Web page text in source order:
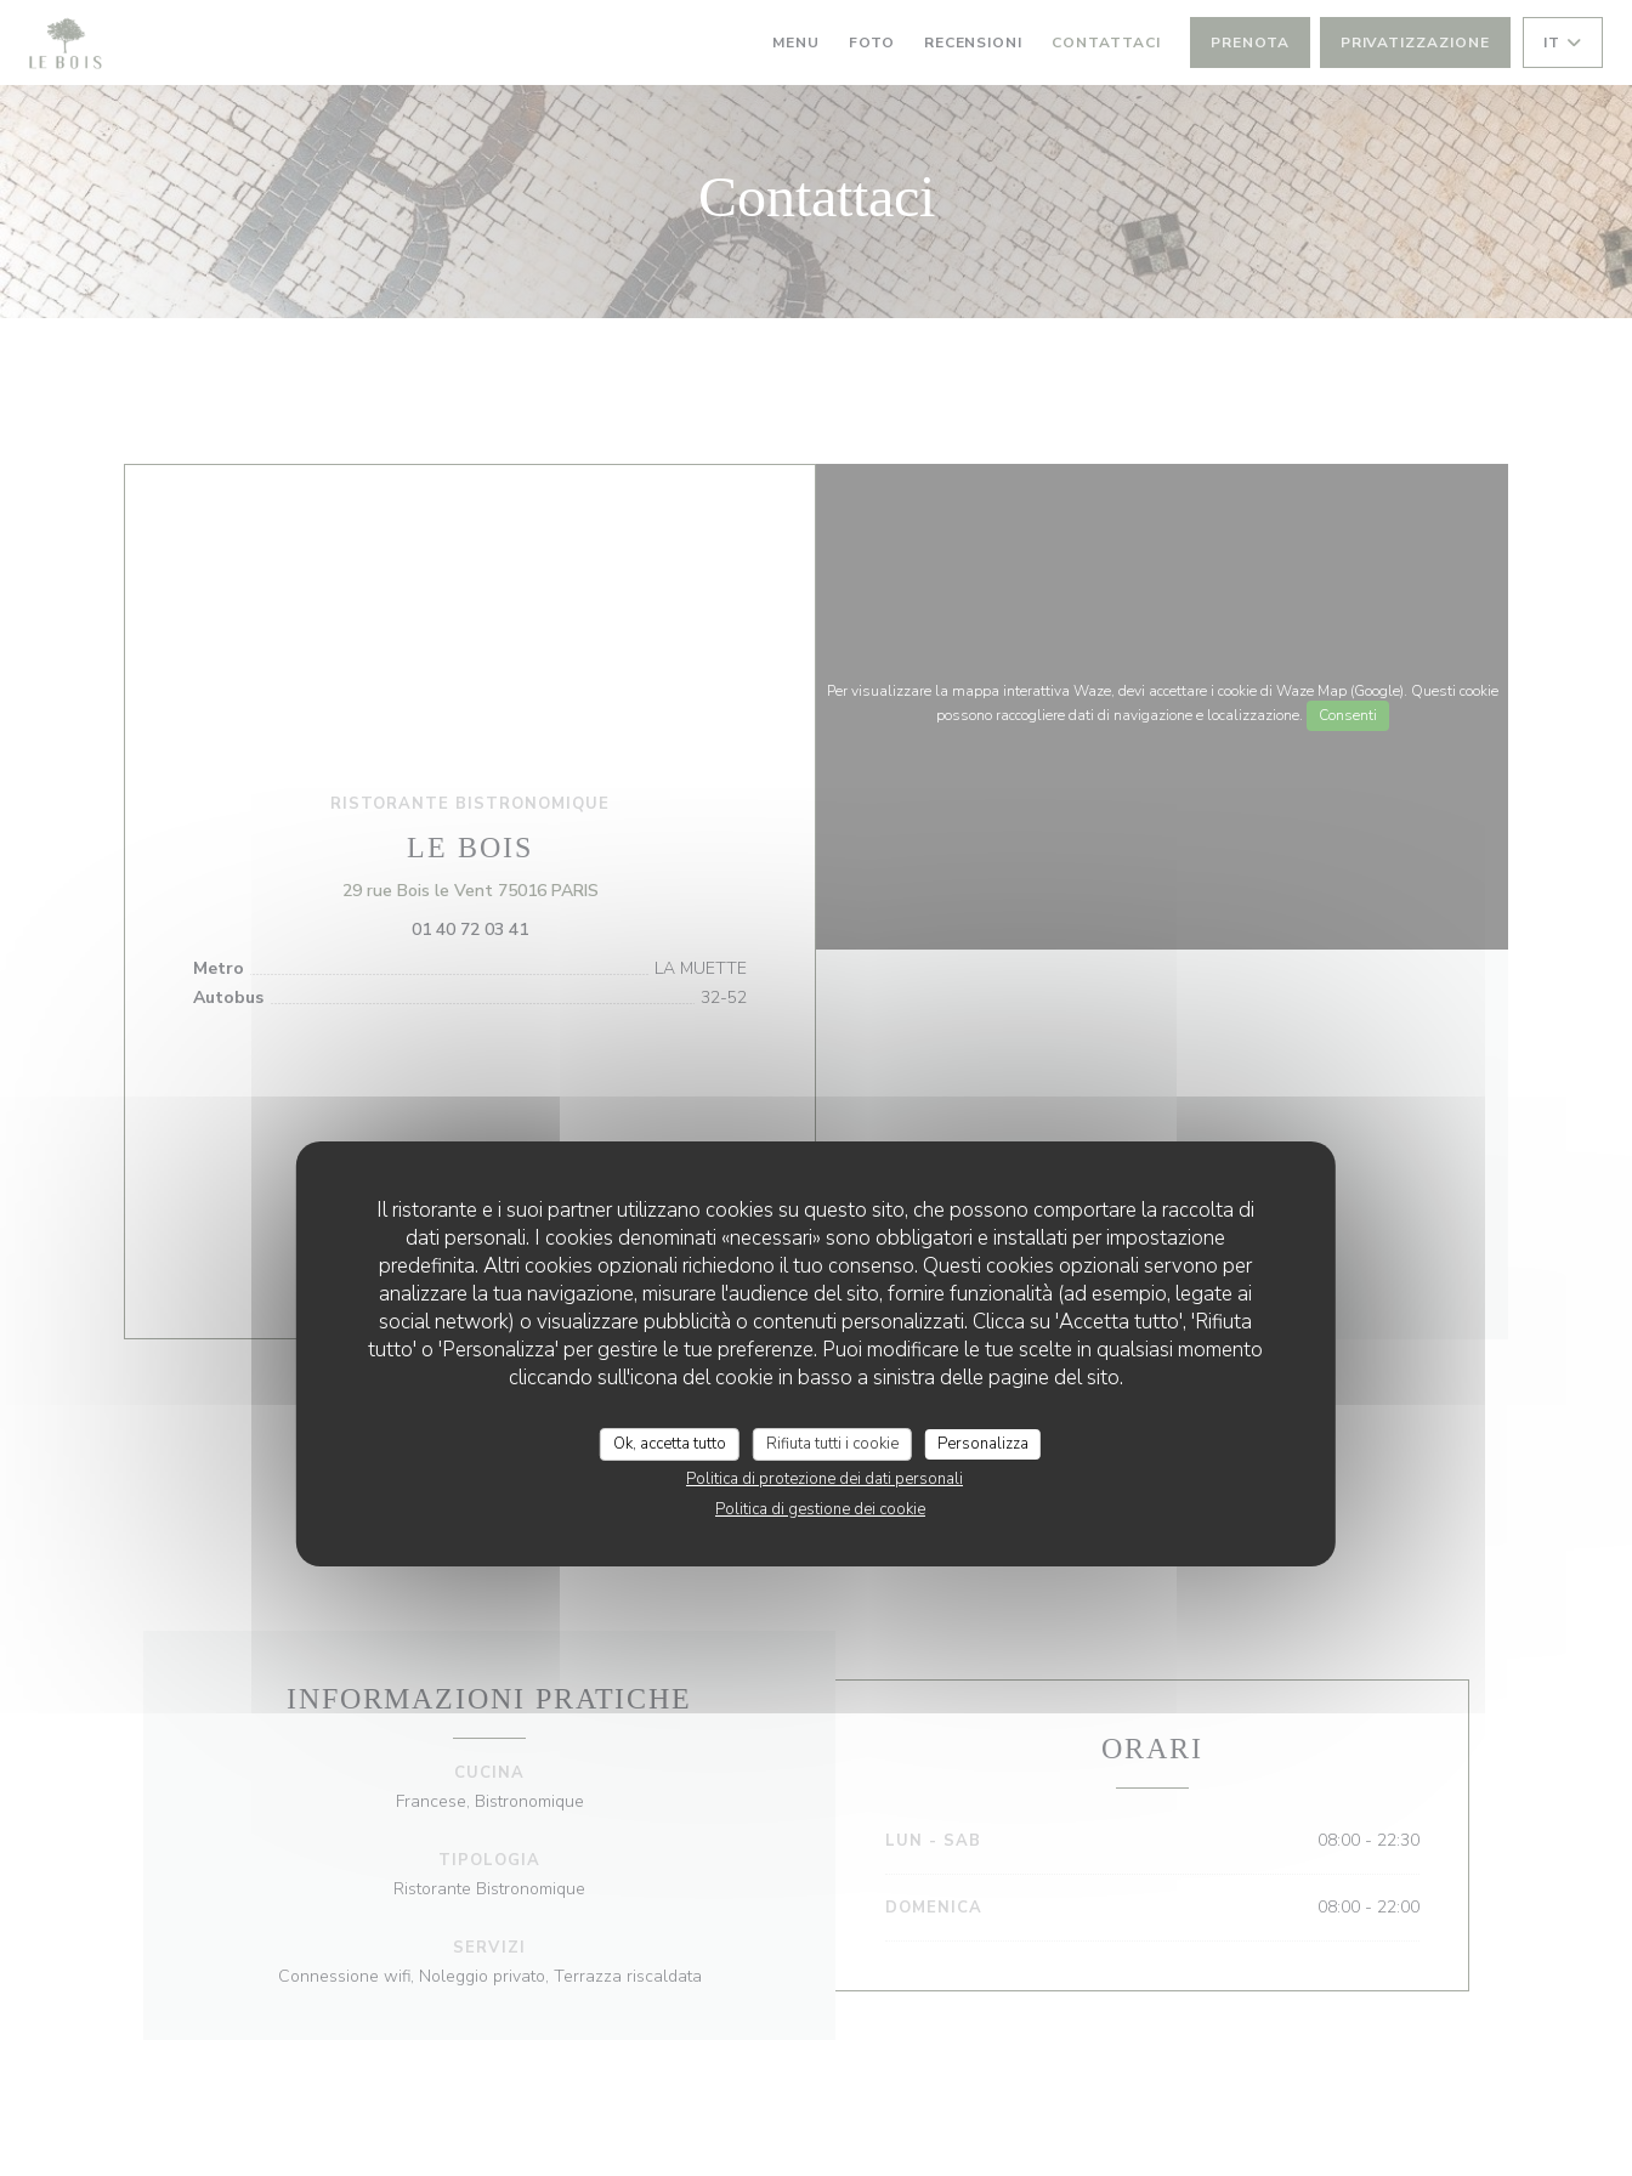
Personalizzazione delle tue scelte sui cookie
Il ristorante e i suoi partner utilizzano cookies su questo sito, che possono comportare la raccolta di
dati personali. I cookies denominati «necessari» sono obbligatori e installati per impostazione
predefinita. Altri cookies opzionali richiedono il tuo consenso. Questi cookies opzionali servono per
analizzare la tua navigazione, misurare l'audience del sito, fornire funzionalità (ad esempio, legate ai
social network) o visualizzare pubblicità o contenuti personalizzati. Clicca su 'Accetta tutto', 'Rifiuta
tutto' o 'Personalizza' per gestire le tue preferenze. Puoi modificare le tue scelte in qualsiasi momento
cliccando sull'icona del cookie in basso a sinistra delle pagine del sito.
Ok, accetta tutto Rifiuta tutti i cookie
Personalizza
Politica di protezione dei dati personali
Politica di gestione dei cookie
MENU FOTO RECENSIONI CONTATTACI PRENOTA PRIVATIZZAZIONE IT
Contattaci
RISTORANTE BISTRONOMIQUE
LE BOIS
29 rue Bois le Vent 75016 PARIS((apre una nuova finestra))
01 40 72 03 41
Metro
LA MUETTE
Autobus
32-52
Per visualizzare la mappa interattiva Waze, devi accettare i cookie di Waze Map (Google). Questi cookie
possono raccogliere dati di navigazione e localizzazione.
Consenti
INFORMAZIONI PRATICHE
CUCINA
Francese, Bistronomique
TIPOLOGIA
Ristorante Bistronomique
SERVIZI
Connessione wifi, Noleggio privato, Terrazza riscaldata
ORARI
LUN - SAB 08:00 - 22:30
DOMENICA 08:00 - 22:00